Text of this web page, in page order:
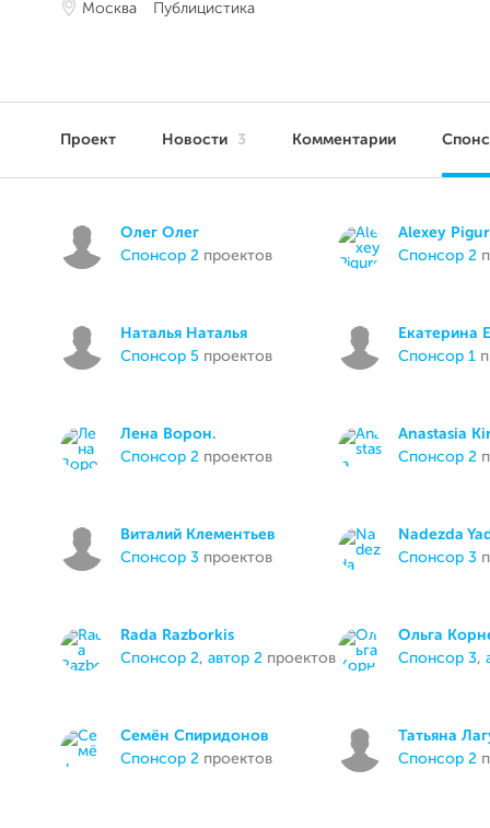
Москва Публицистика
Проект Новости 3 Комментарии
Олег Олег
спонсор 2 проектов
Alexey
спонсор 2
Наталья Наталья
спонсор 5 проектов
Екатерина
спонсор 1
Лена Ворон.
спонсор 2 проектов
Anastasia
спонсор 2
Виталий Клементьев
спонсор 3 проектов
Nadezda
спонсор 3
Rada Razborkis
спонсор 2, автор 2 проектов
Ольга
спонсор 3,
Семён Спиридонов
спонсор 2 проектов
Татьяна
спонсор 2